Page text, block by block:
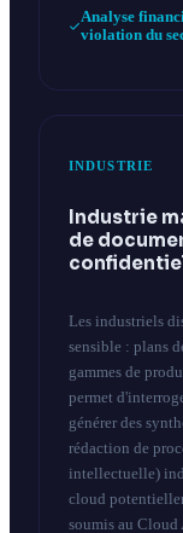
Analyse
violation du
INDUSTRIE
Industrie
de
Les industriels
sensible : plans
gammes de
permet
générer des
rédaction de
intellectuelle)
cloud
soumis au Cloud